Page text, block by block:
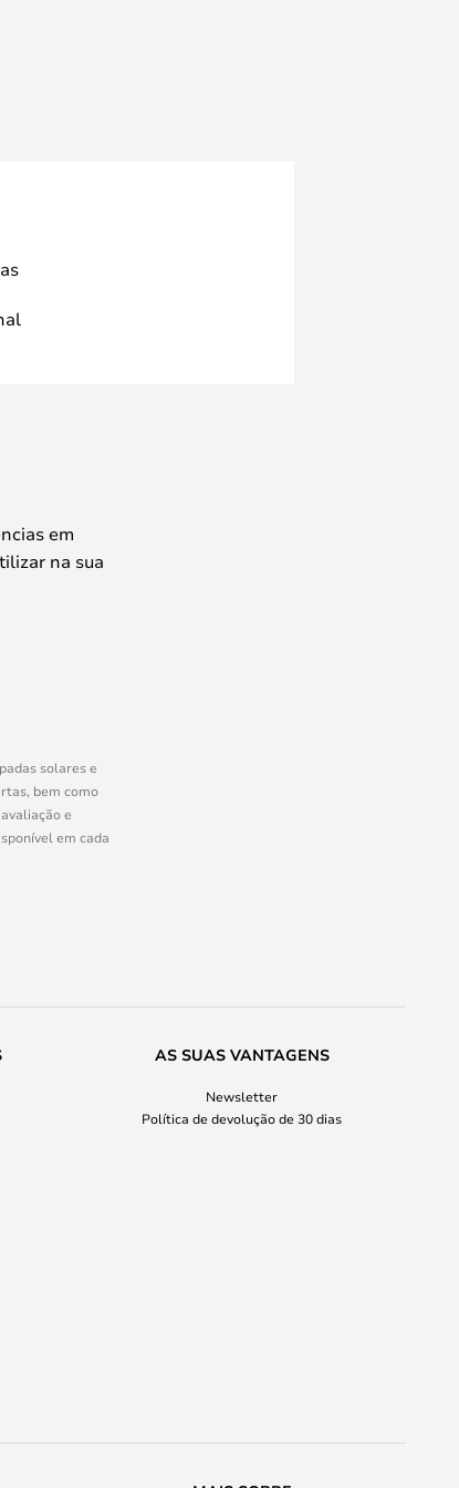
em
na sua
solares e
bem como
e
em cada
AS SUAS VANTAGENS
Newsletter
Política de devolução de 30 dias